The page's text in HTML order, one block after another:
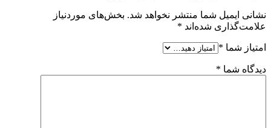
نشانی ایمیل شما منتشر نخواهد شد. بخش‌های موردنیاز
علامت‌گذاری شده‌اند *
امتیاز شما *
دیدگاه شما *